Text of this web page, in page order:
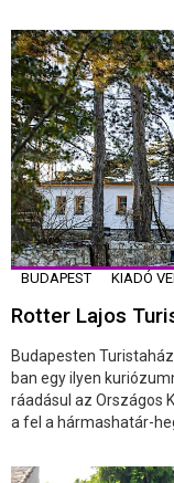
BUDAPEST KIADÓ
Rotter Lajos
Budapesten
ban egy ilyen
ráadásul az Országos
a fel a hármashatár-